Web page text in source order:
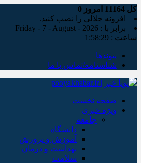
کل امروز 0
افزونه جلالی را نصب کنید.
برابر با : Friday - 7 - August - 2026
ساعت : 1:58:30
پیوندها
شناسنامه/تماس با ما
صفحه نخست
ویژه خبری
جامعه
دانشگاه
آموزش و پرورش
بهداشت و درمان
سلامت